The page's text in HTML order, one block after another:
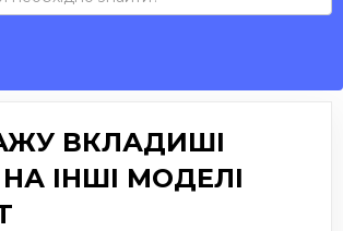
ВКЛАДИШІ
НА ІНШІ МОДЕЛІ